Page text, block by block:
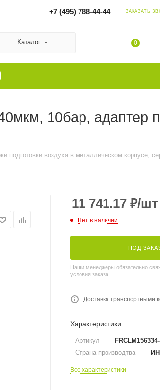
+7 (495) 788-44-44 ЗАКАЗАТЬ
Каталог 0
10бар, адаптер
подготовки воздуха в металлическом корпусе,
11 741.17 ₽/шт
Нет в наличии
ПОД
Наши менеджеры обязательно
условия заказа
Доставка транспортными
Характеристики
Артикул —
Страна производтва —
Все характеристики